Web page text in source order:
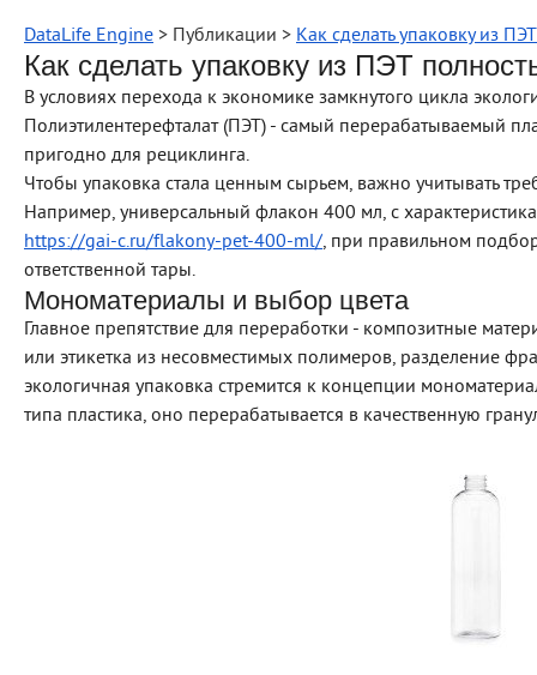
DataLife Engine > Публикации > Как сделать упаковку из
Как сделать упаковку из ПЭТ
В условиях перехода к экономике замкнутого цикла
Полиэтилентерефталат (ПЭТ) - самый перерабатываемый
пригодно для рециклинга.
Чтобы упаковка стала ценным сырьем, важно учитывать
Например, универсальный флакон 400 мл, с
https://gai-c.ru/flakony-pet-400-ml/, при правильном
ответственной тары.
Мономатериалы и выбор цвета
Главное препятствие для переработки - композитные
или этикетка из несовместимых полимеров, разделение
экологичная упаковка стремится к концепции
типа пластика, оно перерабатывается в качественную